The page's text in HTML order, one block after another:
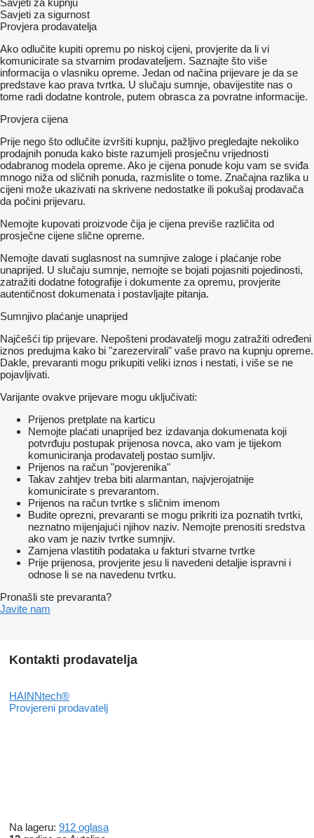
Savjeti za kupnju
Savjeti za sigurnost
Provjera prodavatelja
Ako odlučite kupiti opremu po niskoj cijeni, provjerite da li vi
komunicirate sa stvarnim prodavateljem. Saznajte što više
informacija o vlasniku opreme. Jedan od načina prijevare je da se
predstave kao prava tvrtka. U slučaju sumnje, obavijestite nas o
tome radi dodatne kontrole, putem obrasca za povratne informacije.
Provjera cijena
Prije nego što odlučite izvršiti kupnju, pažljivo pregledajte nekoliko
prodajnih ponuda kako biste razumjeli prosječnu vrijednosti
odabranog modela opreme. Ako je cijena ponude koju vam se sviđa
mnogo niža od sličnih ponuda, razmislite o tome. Značajna razlika u
cijeni može ukazivati ​​na skrivene nedostatke ili pokušaj prodavača
da počini prijevaru.
Nemojte kupovati proizvode čija je cijena previše različita od
prosječne cijene slične opreme.
Nemojte davati suglasnost na sumnjive zaloge i plaćanje robe
unaprijed. U slučaju sumnje, nemojte se bojati pojasniti pojedinosti,
zatražiti dodatne fotografije i dokumente za opremu, provjerite
autentičnost dokumenata i postavljajte pitanja.
Sumnjivo plaćanje unaprijed
Najčešći tip prijevare. Nepošteni prodavatelji mogu zatražiti određeni
iznos predujma kako bi "zarezervirali" vaše pravo na kupnju opreme.
Dakle, prevaranti mogu prikupiti veliki iznos i nestati, i više se ne
pojavljivati.
Varijante ovakve prijevare mogu uključivati:
Prijenos pretplate na karticu
Nemojte plaćati unaprijed bez izdavanja dokumenata koji
potvrđuju postupak prijenosa novca, ako vam je tijekom
komuniciranja prodavatelj postao sumljiv.
Prijenos na račun "povjerenika"
Takav zahtjev treba biti alarmantan, najvjerojatnije
komunicirate s prevarantom.
Prijenos na račun tvrtke s sličnim imenom
Budite oprezni, prevaranti se mogu prikriti iza poznatih tvrtki,
neznatno mijenjajući njihov naziv. Nemojte prenositi sredstva
ako vam je naziv tvrtke sumnjiv.
Zamjena vlastitih podataka u fakturi stvarne tvrtke
Prije prijenosa, provjerite jesu li navedeni detaljie ispravni i
odnose li se na navedenu tvrtku.
Pronašli ste prevaranta?
Javite nam
Kontakti prodavatelja
HAINNtech®
Provjereni prodavatelj
Na lageru: 912 oglasa